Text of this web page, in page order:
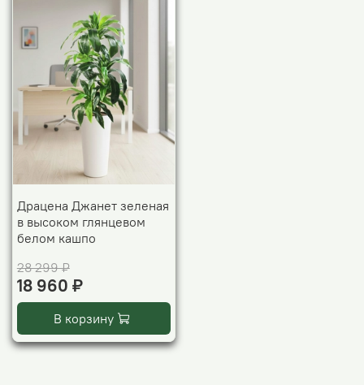
Драцена Джанет зеленая
в высоком глянцевом
белом кашпо
28 299 ₽
18 960 ₽
В корзину